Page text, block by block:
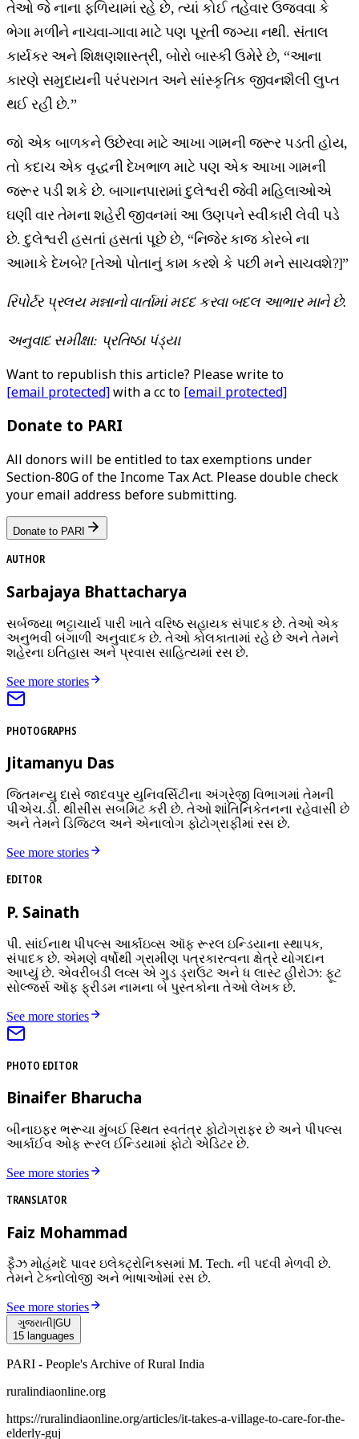
તેઓ જે નાના ફળિયામાં રહે છે, ત્યાં કોઈ તહેવાર ઉજવવા કે
ભેગા મળીને નાચવા-ગાવા માટે પણ પૂરતી જગ્યા નથી. સંતાલ
કાર્યકર અને શિક્ષણશાસ્ત્રી, બોરો બાસ્કી ઉમેરે છે, “આના
કારણે સમુદાયની પરંપરાગત અને સાંસ્કૃતિક જીવનશૈલી લુપ્ત
થઈ રહી છે.”
જો એક બાળકને ઉછેરવા માટે આખા ગામની જરૂર પડતી હોય,
તો કદાચ એક વૃદ્ધની દેખભાળ માટે પણ એક આખા ગામની
જરૂર પડી શકે છે. બાગાનપારામાં દુલેશ્વરી જેવી મહિલાઓએ
ઘણી વાર તેમના શહેરી જીવનમાં આ ઉણપને સ્વીકારી લેવી પડે
છે. દુલેશ્વરી હસતાં હસતાં પૂછે છે, “નિજેર કાજ કોરબે ના
આમાકે દેખબે? [તેઓ પોતાનું કામ કરશે કે પછી મને સાચવશે?]”
રિપોર્ટર પ્રલય મન્નાનો વાર્તામાં મદદ કરવા બદલ આભાર માને છે.
અનુવાદ સમીક્ષા: પ્રતિષ્ઠા પંડ્યા
Want to republish this article? Please write to
[email protected]with a cc to [email protected]
Donate to PARI
All donors will be entitled to tax exemptions under
Section-80G of the Income Tax Act. Please double check
your email address before submitting.
Donate to PARI
AUTHOR
Sarbajaya Bhattacharya
સર્બજયા ભટ્ટાચાર્ય પારી ખાતે વરિષ્ઠ સહાયક સંપાદક છે. તેઓ એક
અનુભવી બંગાળી અનુવાદક છે. તેઓ કોલકાતામાં રહે છે અને તેમને
શહેરના ઇતિહાસ અને પ્રવાસ સાહિત્યમાં રસ છે.
See more stories
PHOTOGRAPHS
Jitamanyu Das
જિતમન્યુ દાસે જાદવપુર યુનિવર્સિટીના અંગ્રેજી વિભાગમાં તેમની
પીએચ.ડી. થીસીસ સબમિટ કરી છે. તેઓ શાંતિનિકેતનના રહેવાસી છે
અને તેમને ડિજિટલ અને એનાલોગ ફોટોગ્રાફીમાં રસ છે.
See more stories
EDITOR
P. Sainath
પી. સાંઈનાથ પીપલ્સ આર્કાઇવ્સ ઑફ રૂરલ ઇન્ડિયાના સ્થાપક,
સંપાદક છે. એમણે વર્ષોથી ગ્રામીણ પત્રકારત્વના ક્ષેત્રે યોગદાન
આપ્યું છે. એવરીબડી લવ્સ એ ગુડ ડ્રાઉટ અને ધ લાસ્ટ હીરોઝ: ફૂટ
સોલ્જર્સ ઑફ ફ્રીડમ નામના બે પુસ્તકોના તેઓ લેખક છે.
See more stories
PHOTO EDITOR
Binaifer Bharucha
બીનાઇફર ભરૂચા મુંબઈ સ્થિત સ્વતંત્ર ફોટોગ્રાફર છે અને પીપલ્સ
આર્કાઈવ ઓફ રૂરલ ઈન્ડિયામાં ફોટો એડિટર છે.
See more stories
TRANSLATOR
Faiz Mohammad
ફૈઝ મોહંમદે પાવર ઇલેક્ટ્રોનિક્સમાં M. Tech. ની પદવી મેળવી છે.
તેમને ટેક્નોલોજી અને ભાષાઓમાં રસ છે.
See more stories
ગુજરાતી GU
15 languages
PARI - People's Archive of Rural India
ruralindiaonline.org
https://ruralindiaonline.org/articles/it-takes-a-village-to-care-for-the-
elderly-guj